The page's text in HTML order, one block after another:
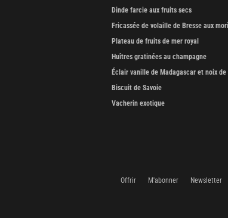
Dinde farcie aux fruits secs
Fricassée de volaille de Bresse aux
Plateau de fruits de mer royal
Huîtres gratinées au champagne
Éclair vanille de Madagascar et noix
Biscuit de Savoie
Vacherin exotique
Offrir M'abonner Newsletter